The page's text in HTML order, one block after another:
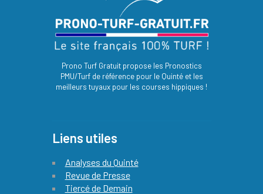
Prono Turf Gratuit propose les Pronostics
PMU/Turf de référence pour le Quinté et les
meilleurs tuyaux pour les courses hippiques !
Liens utiles
Analyses du Quinté
Revue de Presse
Tiercé de Demain